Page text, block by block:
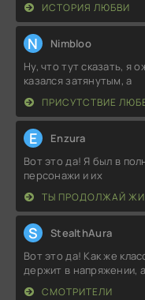
ИСТОРИЯ ЛЮБВИ
N Nimbloo
Ну, что тут сказать, я
казался затянутым, а
ПРИСУТСТВИЕ
E Enzura
Вот это да! Я был в
персонажи и их
ТЫ ПРОДОЛЖАЙ
S StealthAura
Вот это да! Как же
держит в напряжении, а
СМОТРИТЕЛИ